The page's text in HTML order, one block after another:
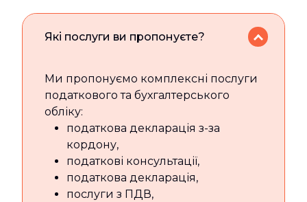
Які послуги ви пропонуєте?
Ми пропонуємо комплексні послуги
податкового та бухгалтерського
обліку:
податкова декларація з-за
кордону,
податкові консультації,
податкова декларація,
послуги з ПДВ,